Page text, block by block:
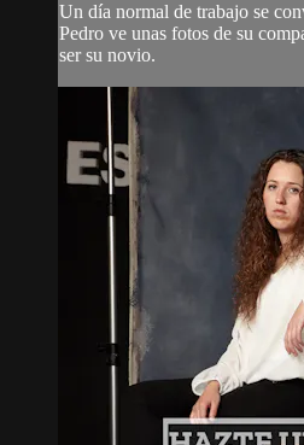
Un día normal de trabajo se
Pedro ve unas fotos de su
ser su novio.